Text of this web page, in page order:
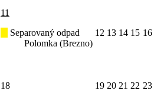
11
Separovaný odpad
Polomka (Brezno)
12 13 14 15 16
18 19 20 21 22 23